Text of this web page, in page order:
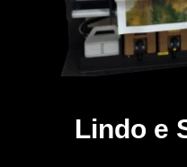
Lindo e